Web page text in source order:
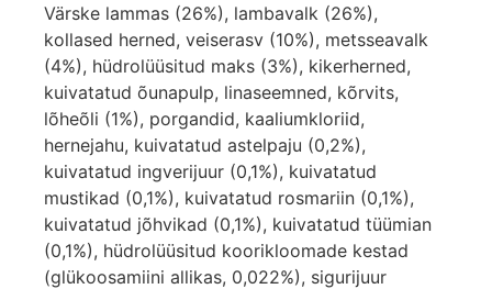
Värske lammas (26%), lambavalk (26%),
kollased herned, veiserasv (10%), metsseavalk
(4%), hüdrolüüsitud maks (3%), kikerherned,
kuivatatud õunapulp, linaseemned, kõrvits,
lõheõli (1%), porgandid, kaaliumkloriid,
hernejahu, kuivatatud astelpaju (0,2%),
kuivatatud ingverijuur (0,1%), kuivatatud
mustikad (0,1%), kuivatatud rosmariin (0,1%),
kuivatatud jõhvikad (0,1%), kuivatatud tüümian
(0,1%), hüdrolüüsitud koorikloomade kestad
(glükoosamiini allikas, 0,022%), sigurijuur